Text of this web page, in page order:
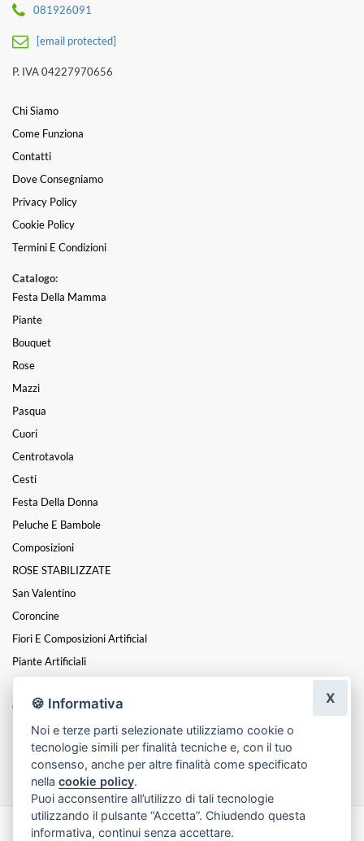
081926091
[email protected]
P. IVA 04227970656
Chi Siamo
Come Funziona
Contatti
Dove Consegniamo
Privacy Policy
Cookie Policy
Termini E Condizioni
Catalogo:
Festa Della Mamma
Piante
Bouquet
Rose
Mazzi
Pasqua
Cuori
Centrotavola
Cesti
Festa Della Donna
Peluche E Bambole
Composizioni
ROSE STABILIZZATE
San Valentino
Coroncine
Fiori E Composizioni Artificial
Piante Artificiali
Funebre
Oggettistica E Accessori
MATRIMONIO E CERIMONIE
Natale
🍪 Informativa
Noi e terze parti selezionate utilizziamo cookie o
tecnologie simili per finalità tecniche e, con il tuo
consenso, anche per altre finalità come specificato
nellacookie policy.
Puoi acconsentire all’utilizzo di tali tecnologie
utilizzando il pulsante “Accetta”. Chiudendo questa
informativa, continui senza accettare.
X